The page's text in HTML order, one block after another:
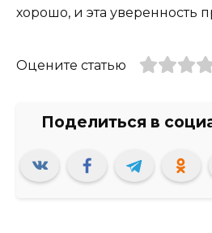
хорошо, и эта уверенность
Оцените статью